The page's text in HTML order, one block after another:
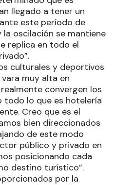
llegado a tener un
este período de
oscilación se mantiene
replica en todo el
culturales y deportivos
muy alta en
convergen los
todo lo que es hotelería
Creo que es el
bien direccionados
de este modo
público y privado en
posicionando cada
destino turístico”.
por la